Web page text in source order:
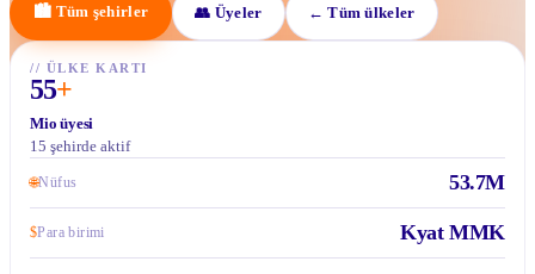
🏙 Tüm şehirler 👥 Üyeler ←Tüm ülkeler
// ÜLKE KARTI
55+
Mio üyesi
15 şehirde aktif
🌐Nüfus 53.7M
$Para birimi Kyat MMK